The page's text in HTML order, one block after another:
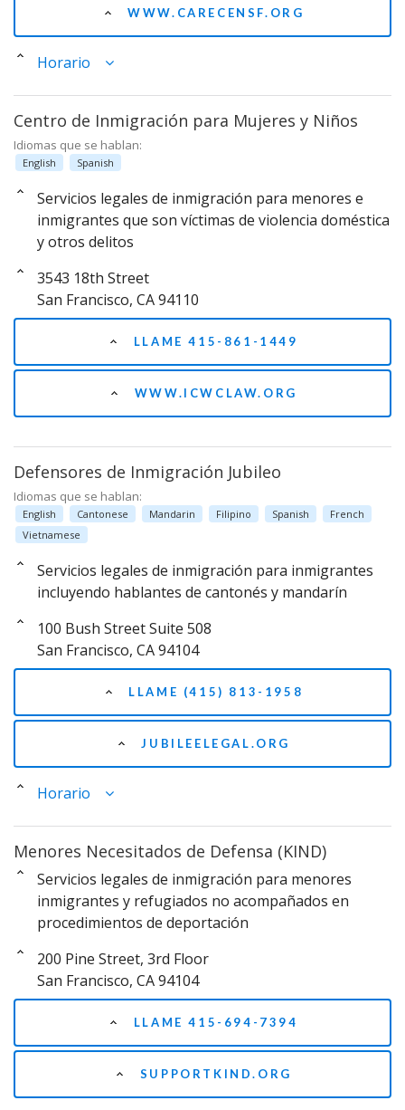
WWW.CARECENSF.ORG
Horario
Centro de Inmigración para Mujeres y Niños
Idiomas que se hablan:
English Spanish
Servicios legales de inmigración para menores e
inmigrantes que son víctimas de violencia doméstica
y otros delitos
3543 18th Street
San Francisco, CA 94110
LLAME 415-861-1449
WWW.ICWCLAW.ORG
Defensores de Inmigración Jubileo
Idiomas que se hablan:
English Cantonese Mandarin Filipino Spanish
French
Vietnamese
Servicios legales de inmigración para inmigrantes
incluyendo hablantes de cantonés y mandarín
100 Bush Street Suite 508
San Francisco, CA 94104
LLAME (415) 813-1958
JUBILEELEGAL.ORG
Horario
Menores Necesitados de Defensa (KIND)
Servicios legales de inmigración para menores
inmigrantes y refugiados no acompañados en
procedimientos de deportación
200 Pine Street, 3rd Floor
San Francisco, CA 94104
LLAME 415-694-7394
SUPPORTKIND.ORG